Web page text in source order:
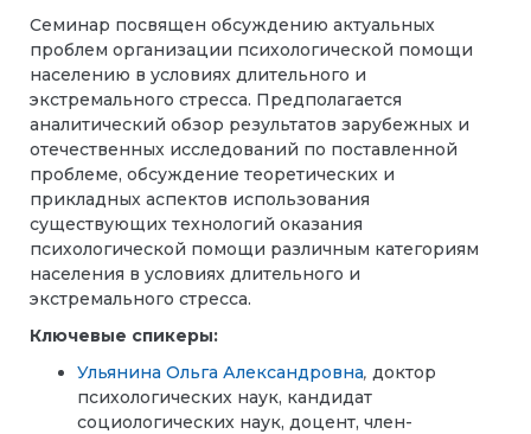
Семинар посвящен обсуждению актуальных
проблем организации психологической помощи
населению в условиях длительного и
экстремального стресса. Предполагается
аналитический обзор результатов зарубежных и
отечественных исследований по поставленной
проблеме, обсуждение теоретических и
прикладных аспектов использования
существующих технологий оказания
психологической помощи различным категориям
населения в условиях длительного и
экстремального стресса.
Ключевые спикеры:
Ульянина Ольга Александровна, доктор
психологических наук, кандидат
социологических наук, доцент, член-